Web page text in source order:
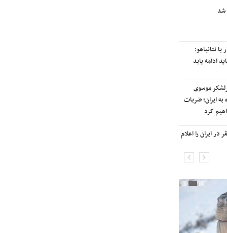
شد
نتانیاهو:
ادامه یابد
موسوی
به ایران؛ ضربات
کرد
ایران را اعلام
 